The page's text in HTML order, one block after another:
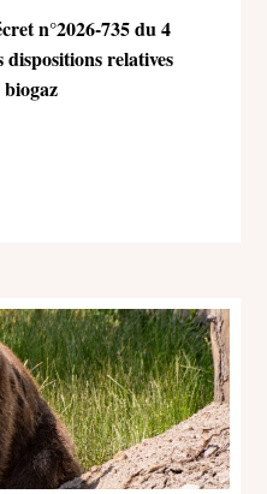
n°2026-735 du 4
relatives